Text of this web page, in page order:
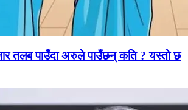
तलब पाउँदा अरुले पाउँछन् कति ? यस्तो छ